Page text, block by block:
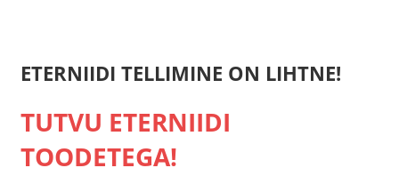
ETERNIIDI TELLIMINE ON LIHTNE!
TUTVU ETERNIIDI
TOODETEGA!